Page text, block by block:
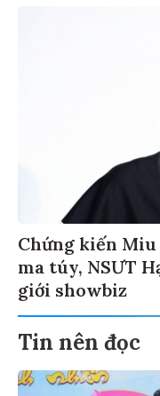
Chứng kiến Miu
ma túy, NSƯT
giới showbiz
Tin nên đọc